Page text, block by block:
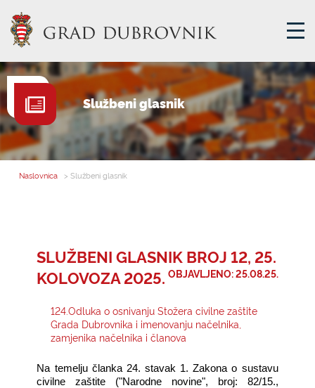
GRADSKA UPRAVA
GRADONAČELNIK
MJESNA SAMOUPRAVA
E-USLUGE
KONTAKTI
Službeni glasnik
Naslovnica > Službeni glasnik
SLUŽBENI GLASNIK BROJ 12, 25.
KOLOVOZA 2025. OBJAVLJENO: 25.08.25.
124.Odluka o osnivanju Stožera civilne zaštite
Grada Dubrovnika i imenovanju načelnika,
zamjenika načelnika i članova
Na temelju članka 24. stavak 1. Zakona o sustavu
civilne zaštite ("Narodne novine", broj: 82/15.,